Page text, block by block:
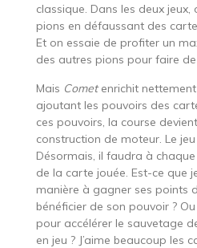
classique. Dans les deux
pions en défaussant des
Et on essaie de profiter un
des autres pions pour faire
Mais Cometenrichit
ajoutant les pouvoirs des
ces pouvoirs, la course
construction de moteur. Le
Désormais, il faudra à
de la carte jouée. Est-ce que
manière à gagner ses points
bénéficier de son pouvoir ?
pour accélérer le sauvetage
en jeu ? J’aime beaucoup les